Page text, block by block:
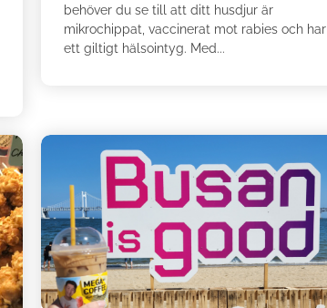
behöver du se till att ditt husdjur är
mikrochippat, vaccinerat mot rabies och har
ett giltigt hälsointyg. Med...